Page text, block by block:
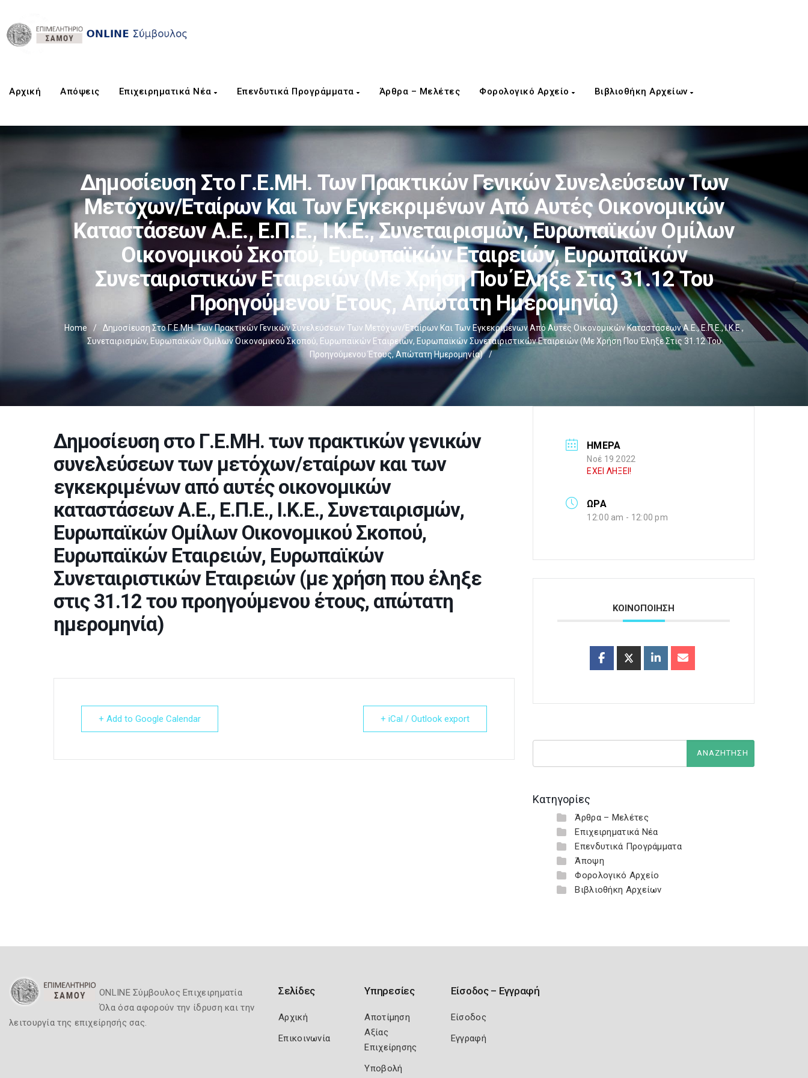
Αρχική Aπόψεις Επιχειρηματικά Νέα Επενδυτικά Προγράμματα Άρθρα – Μελέτες Φορολογικό Αρχείο Βιβλιοθήκη Αρχείων
Δημοσίευση Στο Γ.Ε.ΜΗ. Των Πρακτικών Γενικών Συνελεύσεων Των
Μετόχων/εταίρων Και Των Εγκεκριμένων Από Αυτές Οικονομικών
Καταστάσεων Α.Ε., Ε.Π.Ε., Ι.Κ.Ε., Συνεταιρισμών, Ευρωπαϊκών Ομίλων
Οικονομικού Σκοπού, Ευρωπαϊκών Εταιρειών, Ευρωπαϊκών
Συνεταιριστικών Εταιρειών (με Χρήση Που Έληξε Στις 31.12 Του
Προηγούμενου Έτους, Απώτατη Ημερομηνία)
Home /
Δημοσίευση Στο Γ.Ε.ΜΗ. Των Πρακτικών Γενικών Συνελεύσεων Των Μετόχων/εταίρων Και Των Εγκεκριμένων Από Αυτές Οικονομικών Καταστάσεων Α.Ε., Ε.Π.Ε., Ι.Κ.Ε.,
Συνεταιρισμών, Ευρωπαϊκών Ομίλων Οικονομικού Σκοπού, Ευρωπαϊκών Εταιρειών, Ευρωπαϊκών Συνεταιριστικών Εταιρειών (με Χρήση Που Έληξε Στις 31.12 Του
Προηγούμενου Έτους, Απώτατη Ημερομηνία)
/
Δημοσίευση στο Γ.Ε.ΜΗ. των πρακτικών γενικών
συνελεύσεων των μετόχων/εταίρων και των
εγκεκριμένων από αυτές οικονομικών
καταστάσεων Α.Ε., Ε.Π.Ε., Ι.Κ.Ε., Συνεταιρισμών,
Ευρωπαϊκών Ομίλων Οικονομικού Σκοπού,
Ευρωπαϊκών Εταιρειών, Ευρωπαϊκών
Συνεταιριστικών Εταιρειών (με χρήση που έληξε
στις 31.12 του προηγούμενου έτους, απώτατη
ημερομηνία)
+ Add to Google Calendar + iCal / Outlook export
ΗΜΕΡΑ
Νοέ 19 2022
ΕΧΕΙ ΛΗΞΕΙ!
ΩΡΑ
12:00 am - 12:00 pm
ΚΟΙΝΟΠΟΙΗΣΗ
Κατηγορίες
Άρθρα – Μελέτες
Επιχειρηματικά Νέα
Επενδυτικά Προγράμματα
Άποψη
Φορολογικό Αρχείο
Βιβλιοθήκη Αρχείων
ONLINE Σύμβουλος Επιχειρηματία
Όλα όσα αφορούν την ίδρυση και την
λειτουργία της επιχείρησής σας.
Σελίδες
Αρχική
Επικοινωνία
Υπηρεσίες
Αποτίμηση
Αξίας
Επιχείρησης
Υποβολή
Είσοδος – Εγγραφή
Είσοδος
Εγγραφή